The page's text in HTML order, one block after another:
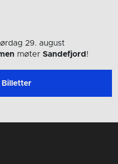
lørdag 29. august
møter Sandefjord !
Billetter